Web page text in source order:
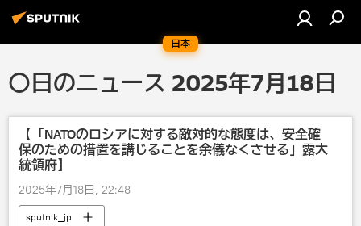
日本
〇日のニュース 2025年7月18日
【「NATOのロシアに対する敵対的な態度は、安全確
保のための措置を講じることを余儀なくさせる」露大
統領府】
2025年7月18日, 22:48
sputnik_jp